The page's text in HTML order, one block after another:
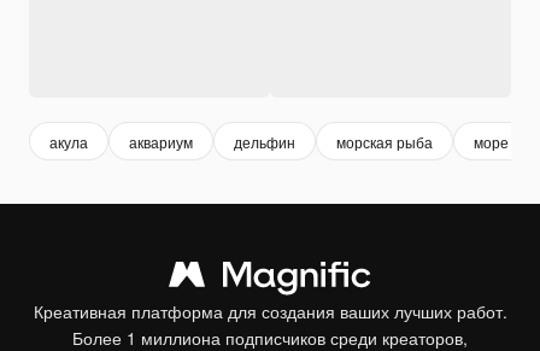
акула аквариум дельфин морская рыба море
Креативная платформа для создания ваших лучших работ.
Более 1 миллиона подписчиков среди креаторов,